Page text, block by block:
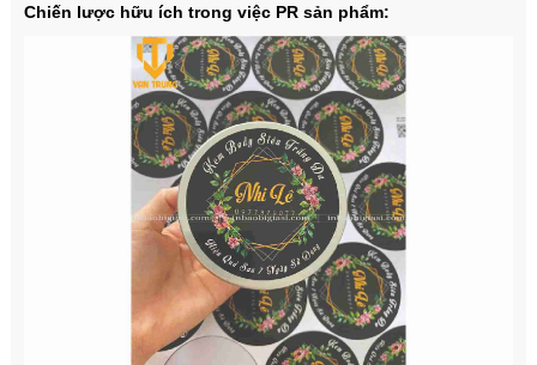
Chiến lược hữu ích trong việc PR sản phẩm: